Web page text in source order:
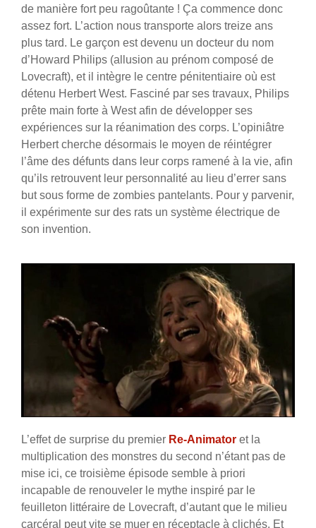
de manière fort peu ragoûtante ! Ça commence donc
assez fort. L’action nous transporte alors treize ans
plus tard. Le garçon est devenu un docteur du nom
d’Howard Philips (allusion au prénom composé de
Lovecraft), et il intègre le centre pénitentiaire où est
détenu Herbert West. Fasciné par ses travaux, Philips
prête main forte à West afin de développer ses
expériences sur la réanimation des corps. L’opiniâtre
Herbert cherche désormais le moyen de réintégrer
l’âme des défunts dans leur corps ramené à la vie, afin
qu’ils retrouvent leur personnalité au lieu d’errer sans
but sous forme de zombies pantelants. Pour y parvenir,
il expérimente sur des rats un système électrique de
son invention.
L’effet de surprise du premier Re-Animator et la
multiplication des monstres du second n’étant pas de
mise ici, ce troisième épisode semble à priori
incapable de renouveler le mythe inspiré par le
feuilleton littéraire de Lovecraft, d’autant que le milieu
carcéral peut vite se muer en réceptacle à clichés. Et